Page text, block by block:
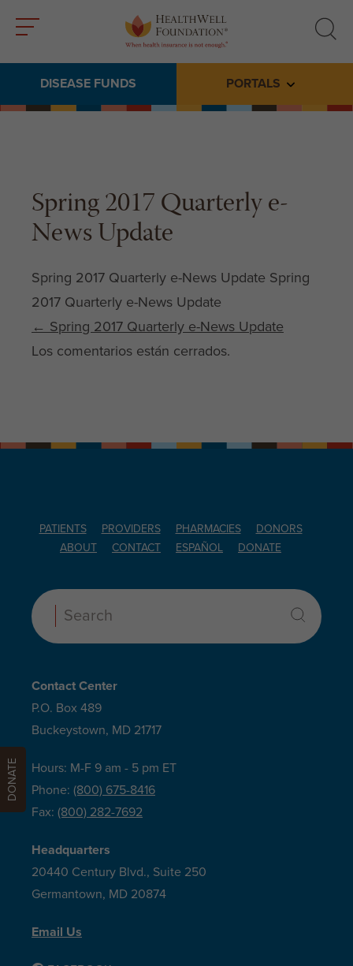
search
DISEASE FUNDS PORTALS Toggle
Spring 2017 Quarterly e-
News Update
Spring 2017 Quarterly e-News Update Spring
2017 Quarterly e-News Update
Post navigation
← Spring 2017 Quarterly e-News Update
Los comentarios están cerrados.
PATIENTS PROVIDERS PHARMACIES
DONORS
ABOUT
CONTACT ESPAÑOL DONATE
Search:
Contact Center
P.O. Box 489
Buckeystown, MD 21717
Hours: M-F 9 am - 5 pm ET
Phone: (800) 675-8416
Fax: (800) 282-7692
Headquarters
20440 Century Blvd., Suite 250
Germantown, MD 20874
Email Us
DONATE